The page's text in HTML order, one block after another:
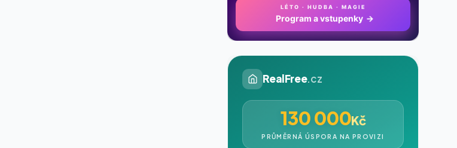
LÉTO · HUDBA · MAGIE
Program a vstupenky →
RealFree.cz
130 000Kč
PRŮMĚRNÁ ÚSPORA NA PROVIZI